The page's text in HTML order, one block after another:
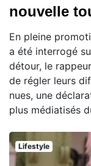
nouvelle
En pleine
a été interrogé
détour, le
de régler leurs
nues, une
plus médiatisés
Lifestyle